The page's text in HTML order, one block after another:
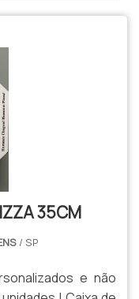
35CM
/ SP
e não